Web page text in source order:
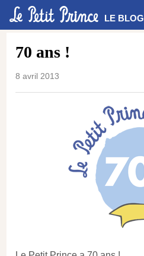
LE BLOG
70 ans !
8 avril 2013